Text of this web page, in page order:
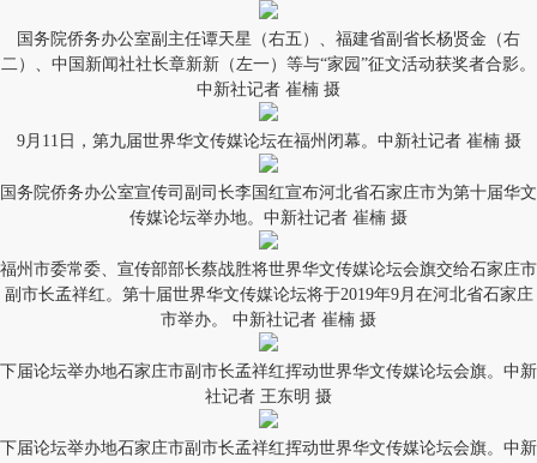
国务院侨务办公室副主任谭天星（右五）、福建省副省长杨贤金（右
二）、中国新闻社社长章新新（左一）等与“家园”征文活动获奖者合影。
中新社记者 崔楠 摄
9月11日，第九届世界华文传媒论坛在福州闭幕。中新社记者 崔楠 摄
国务院侨务办公室宣传司副司长李国红宣布河北省石家庄市为第十届华文
传媒论坛举办地。中新社记者 崔楠 摄
福州市委常委、宣传部部长蔡战胜将世界华文传媒论坛会旗交给石家庄市
副市长孟祥红。第十届世界华文传媒论坛将于2019年9月在河北省石家庄
市举办。 中新社记者 崔楠 摄
下届论坛举办地石家庄市副市长孟祥红挥动世界华文传媒论坛会旗。中新
社记者 王东明 摄
下届论坛举办地石家庄市副市长孟祥红挥动世界华文传媒论坛会旗。中新